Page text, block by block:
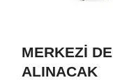
MERKEZİ
ALINACAK